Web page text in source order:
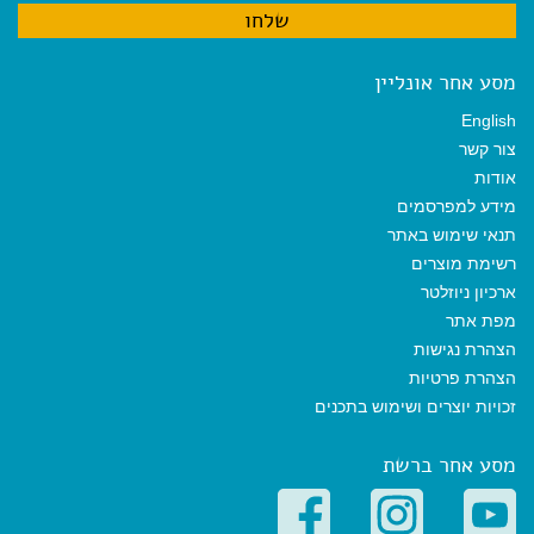
מסע אחר אונליין
English
צור קשר
אודות
מידע למפרסמים
תנאי שימוש באתר
רשימת מוצרים
ארכיון ניוזלטר
מפת אתר
הצהרת נגישות
הצהרת פרטיות
זכויות יוצרים ושימוש בתכנים
מסע אחר ברשת